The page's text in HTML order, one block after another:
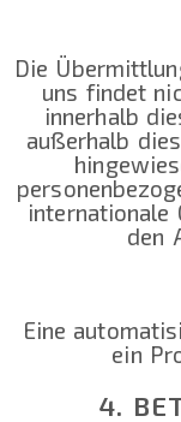
Die
uns findet
innerhalb
außerhalb
internationale
den
Eine
ein
4.